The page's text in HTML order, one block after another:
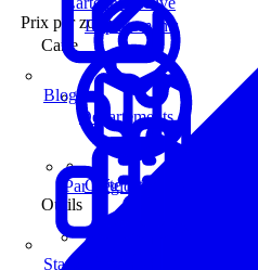
Prix par zone
Par Région
Départements
Carte
Carte interactive
Outils
Départements
Blog
Statistiques